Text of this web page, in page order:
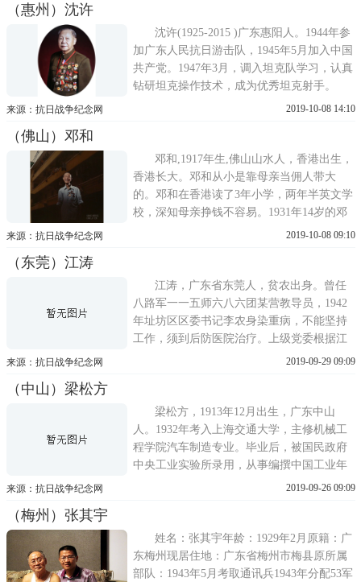
人把相片转交给尚在印尼的父母，从此与父
母一别遂成永诀。途中屡
（惠州）沈许
沈许(1925-2015 )广东惠阳人。1944年参
加广东人民抗日游击队，1945年5月加入中国
共产党。1947年3月，调入坦克队学习，认真
钻研坦克操作技术，成为优秀坦克射手。
1948年9月，沈许随着年轻的坦克部队参加攻
时，他勇敢地站起来，冒着国民党军密集的
火力，打开炮塔门，用肉
来源：抗日战争纪念网 2019-10-08 14:10
（佛山）邓和
邓和,1917年生,佛山山水人，香港出生，
香港长大。邓和从小是靠母亲当佣人带大
的。邓和在香港读了3年小学，两年半英文学
校，深知母亲挣钱不容易。1931年14岁的邓
和就开始外出打工贴补家用了。1937年被贸
后援会，1938年三水沦陷，老宅日本人烧掉
了，他退回香港，成为中华
来源：抗日战争纪念网 2019-10-08 09:10
（东莞）江涛
江涛，广东省东莞人，贫农出身。曾任
八路军一一五师六八六团某营教导员，1942
年址坊区区委书记李农身染重病，不能坚持
工作，须到后防医院治疗。上级党委根据江
涛在址坊区的突出表现，经与教二旅协商，
江涛由临时工转成了固定工。江涛时年二十
四五岁，中等个子，身材单薄
来源：抗日战争纪念网 2019-09-29 09:09
（中山）梁松方
梁松方，1913年12月出生，广东中山
人。1932年考入上海交通大学，主修机械工
程学院汽车制造专业。毕业后，被国民政府
中央工业实验所录用，从事编撰中国工业年
鉴的有关工作，并在1937年参与用棉籽油代
1938年1月毅然奔赴延安参加革命，并于同年
4月18日加入中国共产党。自
来源：抗日战争纪念网 2019-09-26 09:09
（梅州）张其宇
姓名：张其宇年龄：1929年2月原籍：广
东梅州现居住地：广东省梅州市梅县原所属
部队：1943年5月考取通讯兵1943年分配53军